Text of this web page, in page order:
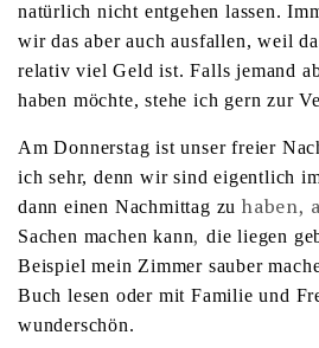
natürlich nicht entgehen lassen.
wir das aber auch ausfallen, weil
relativ viel Geld ist. Falls jemand
haben möchte, stehe ich gern zur
Am Donnerstag ist unser freier
ich sehr, denn wir sind eigentlich
dann einen Nachmittag zuhaben,
Sachen machen kann, die liegen
Beispiel mein Zimmer sauber
Buch lesen oder mit Familie und
wunderschön.